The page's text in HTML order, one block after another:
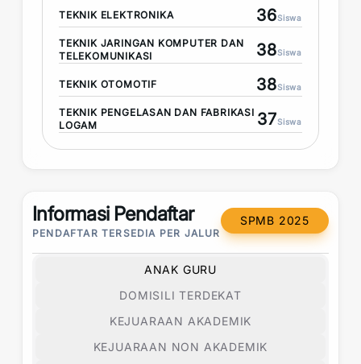
TEKNIK ELEKTRONIKA 36Siswa
TEKNIK JARINGAN KOMPUTER DAN
TELEKOMUNIKASI
38Siswa
TEKNIK OTOMOTIF 38Siswa
TEKNIK PENGELASAN DAN FABRIKASI
LOGAM
37Siswa
Informasi Pendaftar
PENDAFTAR TERSEDIA PER JALUR
SPMB 2025
ANAK GURU
DOMISILI TERDEKAT
KEJUARAAN AKADEMIK
KEJUARAAN NON AKADEMIK